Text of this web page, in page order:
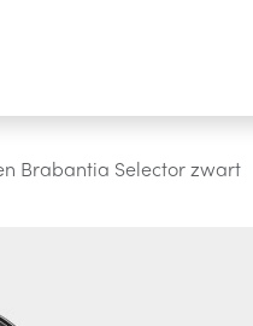
Brabantia Selector zwart